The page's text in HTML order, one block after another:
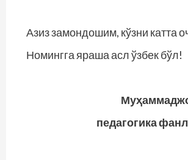
Азиз замондошим, кўзни катта
Номингга яраша асл ўзбек бўл!
педагогика